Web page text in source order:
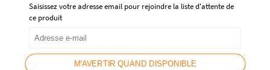
Saisissez votre adresse email pour rejoindre la liste d'attente de
ce produit
M'AVERTIR QUAND DISPONIBLE